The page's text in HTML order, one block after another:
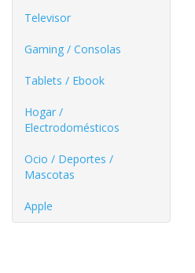
Televisor
Gaming / Consolas
Tablets / Ebook
Hogar /
Electrodomésticos
Ocio / Deportes /
Mascotas
Apple